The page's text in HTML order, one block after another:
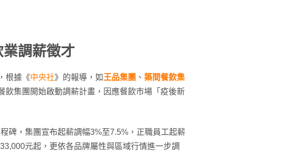
調薪徵才
根據《中央社》的報導，如 王品集團 、 築間餐飲集
飲集團開始啟動調薪計畫，因應餐飲市場「疫後新
碑，集團宣布起薪調幅3%至7.5%，正職員工起薪
元起，更依各品牌屬性與區域行情進一步調